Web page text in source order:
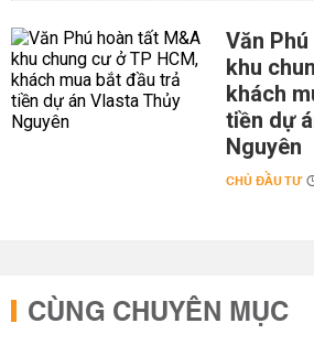
Văn
khu
khách
tiền dự
Nguyên
CHỦ ĐẦU TƯ
CÙNG CHUYÊN MỤC